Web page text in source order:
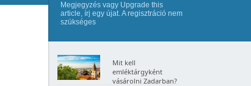
Megjegyzés vagy Upgrade this
article, írj egy újat. A regisztráció nem
szükséges
Mit kell
emléktárgyként
vásárolni Zadarban?